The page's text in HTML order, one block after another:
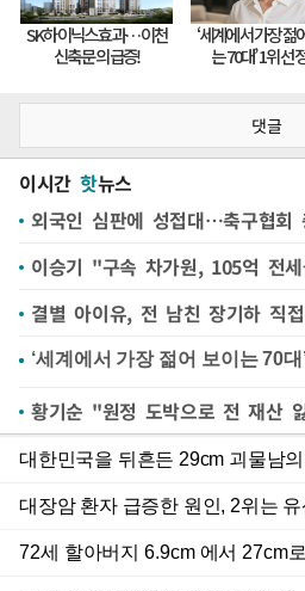
댓글
이시간 핫뉴스
외국인 심판에 성접대…축구협회
이승기 "구속 차가원, 105억 전
결별 아이유, 전 남친 장기하 직
황기순 "원정 도박으로 전 재산